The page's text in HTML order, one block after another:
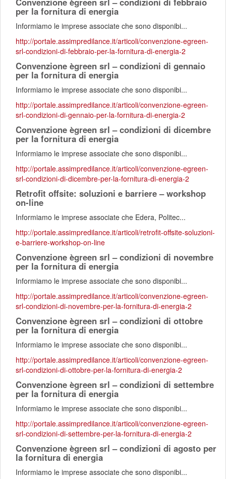
per la fornitura di energia
Informiamo le imprese associate che sono disponibi...
http://portale.assimpredilance.it/articoli/convenzione-egreen-
srl-condizioni-di-febbraio-per-la-fornitura-di-energia-2
Convenzione ègreen srl – condizioni di gennaio
per la fornitura di energia
Informiamo le imprese associate che sono disponibi...
http://portale.assimpredilance.it/articoli/convenzione-egreen-
srl-condizioni-di-gennaio-per-la-fornitura-di-energia-2
Convenzione ègreen srl – condizioni di dicembre
per la fornitura di energia
Informiamo le imprese associate che sono disponibi...
http://portale.assimpredilance.it/articoli/convenzione-egreen-
srl-condizioni-di-dicembre-per-la-fornitura-di-energia-2
Retrofit offsite: soluzioni e barriere – workshop
on-line
Informiamo le imprese associate che Edera, Politec...
http://portale.assimpredilance.it/articoli/retrofit-offsite-soluzioni-
e-barriere-workshop-on-line
Convenzione ègreen srl – condizioni di novembre
per la fornitura di energia
Informiamo le imprese associate che sono disponibi...
http://portale.assimpredilance.it/articoli/convenzione-egreen-
srl-condizioni-di-novembre-per-la-fornitura-di-energia-2
Convenzione ègreen srl – condizioni di ottobre
per la fornitura di energia
Informiamo le imprese associate che sono disponibi...
http://portale.assimpredilance.it/articoli/convenzione-egreen-
srl-condizioni-di-ottobre-per-la-fornitura-di-energia-2
Convenzione ègreen srl – condizioni di settembre
per la fornitura di energia
Informiamo le imprese associate che sono disponibi...
http://portale.assimpredilance.it/articoli/convenzione-egreen-
srl-condizioni-di-settembre-per-la-fornitura-di-energia-2
Convenzione ègreen srl – condizioni di agosto per
la fornitura di energia
Informiamo le imprese associate che sono disponibi...